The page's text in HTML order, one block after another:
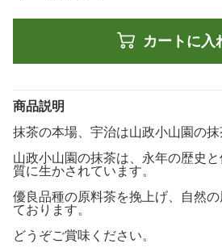
カートに入
商品説明
抹茶の本場、宇治は山政小山園の抹
山政小山園の抹茶は、永年の歴史
質に生かされています。
優良品種の原料茶を挽上げ、自然
ております。
どうぞご賞味ください。